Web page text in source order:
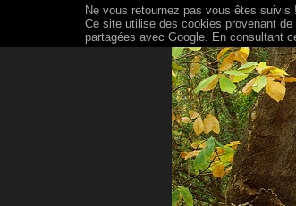
Ne vous retournez pas vous êtes suivis !
Ce site utilise des cookies provenant
partagées avec Google. En consultant